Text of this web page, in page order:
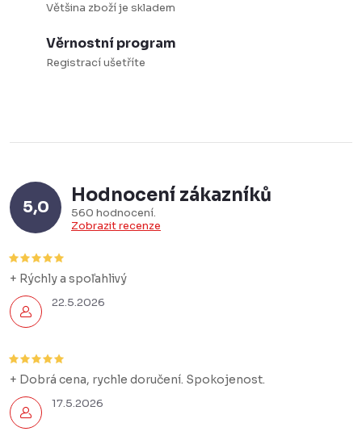
Většina zboží je skladem
Věrnostní program
Registrací ušetříte
5,0
Hodnocení zákazníků
560 hodnocení
Zobrazit recenze
22.5.2026
+ Rýchly a spoľahlivý
17.5.2026
+ Dobrá cena, rychle doručení. Spokojenost.